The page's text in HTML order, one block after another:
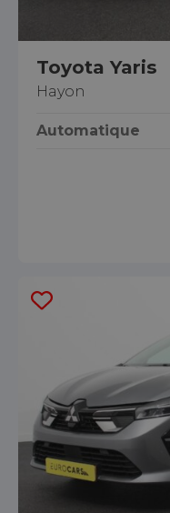
Toyota Yaris
Hayon
Automatique